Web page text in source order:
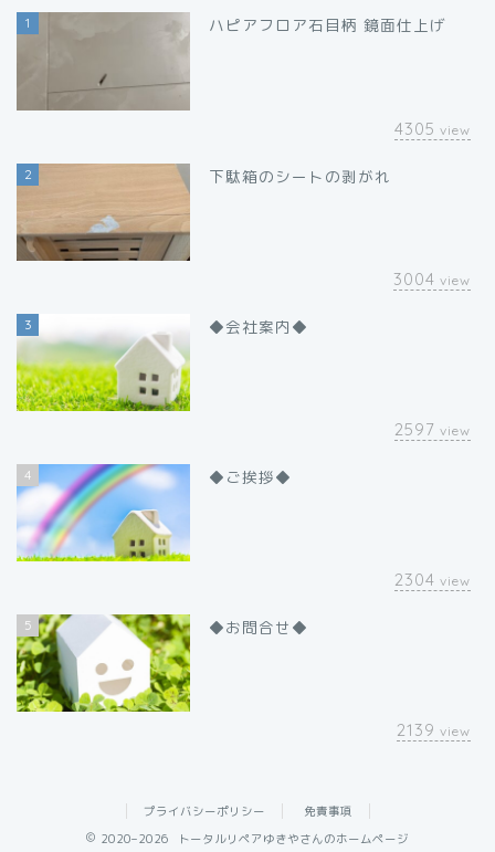
1 ハピアフロア石目柄 鏡面仕上げ
4305 view
2 下駄箱のシートの剥がれ
3004 view
3 ◆会社案内◆
2597 view
4 ◆ご挨拶◆
2304 view
5 ◆お問合せ◆
2139 view
プライバシーポリシー
免責事項
2020–2026 トータルリペアゆきやさんのホームページ